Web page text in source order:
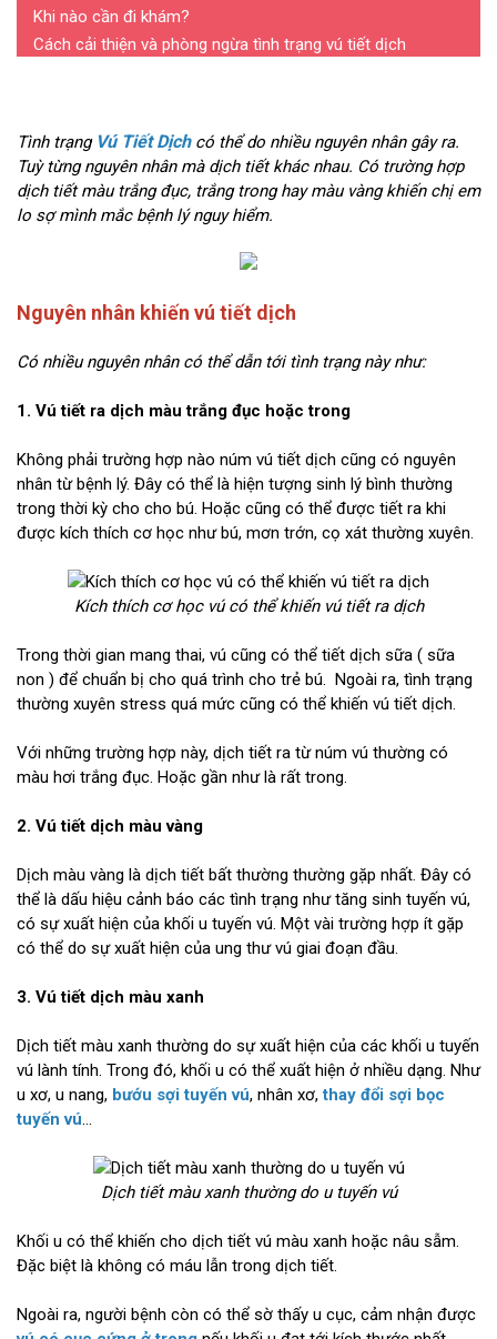
Khi nào cần đi khám?
Cách cải thiện và phòng ngừa tình trạng vú tiết dịch
Tình trạng Vú Tiết Dịchcó thể do nhiều nguyên nhân gây ra.
Tuỳ từng nguyên nhân mà dịch tiết khác nhau. Có trường hợp
dịch tiết màu trắng đục, trắng trong hay màu vàng khiến chị em
lo sợ mình mắc bệnh lý nguy hiểm.
Nguyên nhân khiến vú tiết dịch
Có nhiều nguyên nhân có thể dẫn tới tình trạng này như:
1. Vú tiết ra dịch màu trắng đục hoặc trong
Không phải trường hợp nào núm vú tiết dịch cũng có nguyên
nhân từ bệnh lý. Đây có thể là hiện tượng sinh lý bình thường
trong thời kỳ cho cho bú. Hoặc cũng có thể được tiết ra khi
được kích thích cơ học như bú, mơn trớn, cọ xát thường xuyên.
Kích thích cơ học vú có thể khiến vú tiết ra dịch
Trong thời gian mang thai, vú cũng có thể tiết dịch sữa ( sữa
non ) để chuẩn bị cho quá trình cho trẻ bú. Ngoài ra, tình trạng
thường xuyên stress quá mức cũng có thể khiến vú tiết dịch.
Với những trường hợp này, dịch tiết ra từ núm vú thường có
màu hơi trắng đục. Hoặc gần như là rất trong.
2. Vú tiết dịch màu vàng
Dịch màu vàng là dịch tiết bất thường thường gặp nhất. Đây có
thể là dấu hiệu cảnh báo các tình trạng như tăng sinh tuyến vú,
có sự xuất hiện của khối u tuyến vú. Một vài trường hợp ít gặp
có thể do sự xuất hiện của ung thư vú giai đoạn đầu.
3. Vú tiết dịch màu xanh
Dịch tiết màu xanh thường do sự xuất hiện của các khối u tuyến
vú lành tính. Trong đó, khối u có thể xuất hiện ở nhiều dạng. Như
u xơ, u nang, bướu sợi tuyến vú, nhân xơ,thay đổi sợi bọc
tuyến vú…
Dịch tiết màu xanh thường do u tuyến vú
Khối u có thể khiến cho dịch tiết vú màu xanh hoặc nâu sẫm.
Đặc biệt là không có máu lẫn trong dịch tiết.
Ngoài ra, người bệnh còn có thể sờ thấy u cục, cảm nhận được